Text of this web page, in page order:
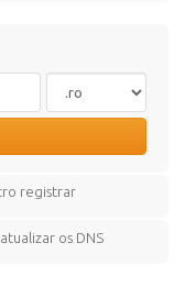
registrar
os DNS